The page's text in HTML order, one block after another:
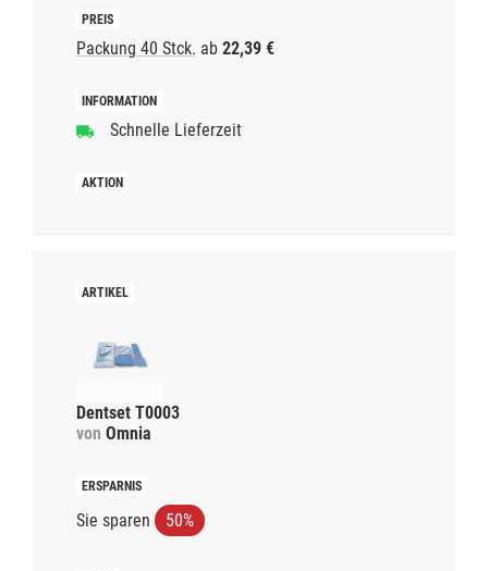
Packung 40 Stck. ab 22,39 €
Schnelle Lieferzeit
Dentset T0003
von Omnia
Sie sparen 50%